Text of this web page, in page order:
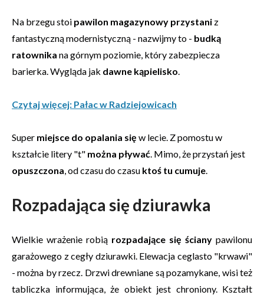
Na brzegu stoi pawilon magazynowy przystani z
fantastyczną modernistyczną - nazwijmy to - budką
ratownika na górnym poziomie, który zabezpiecza
barierka. Wygląda jak dawne kąpielisko.
Czytaj więcej: Pałac w Radziejowicach
Super miejsce do opalania się w lecie. Z pomostu w
kształcie litery "t" można pływać. Mimo, że przystań jest
opuszczona, od czasu do czasu ktoś tu cumuje.
Rozpadająca się dziurawka
Wielkie wrażenie robią rozpadające się ściany pawilonu
garażowego z cegły dziurawki. Elewacja ceglasto "krwawi"
- można by rzecz. Drzwi drewniane są pozamykane, wisi też
tabliczka informująca, że obiekt jest chroniony. Kształt